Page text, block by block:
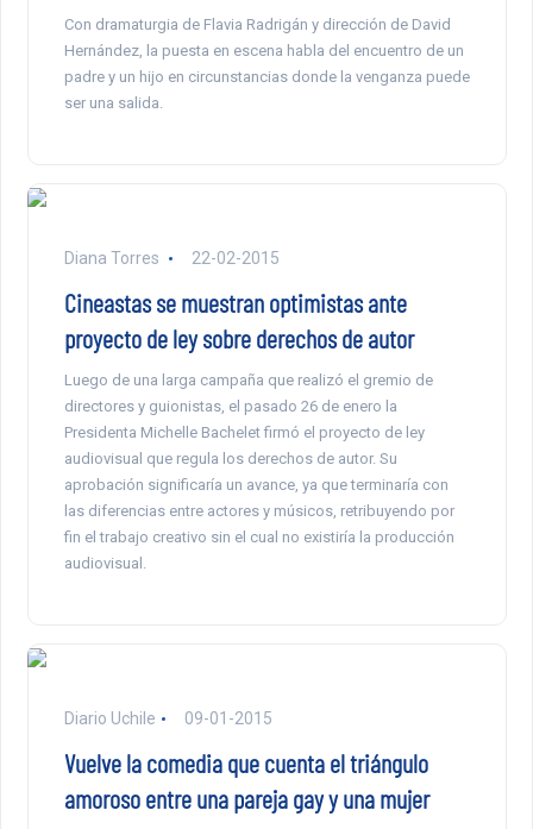
Con dramaturgia de Flavia Radrigán y dirección de David
Hernández, la puesta en escena habla del encuentro de un
padre y un hijo en circunstancias donde la venganza puede
ser una salida.
Diana Torres 22-02-2015
Cineastas se muestran optimistas ante
proyecto de ley sobre derechos de autor
Luego de una larga campaña que realizó el gremio de
directores y guionistas, el pasado 26 de enero la
Presidenta Michelle Bachelet firmó el proyecto de ley
audiovisual que regula los derechos de autor. Su
aprobación significaría un avance, ya que terminaría con
las diferencias entre actores y músicos, retribuyendo por
fin el trabajo creativo sin el cual no existiría la producción
audiovisual.
Diario Uchile 09-01-2015
Vuelve la comedia que cuenta el triángulo
amoroso entre una pareja gay y una mujer